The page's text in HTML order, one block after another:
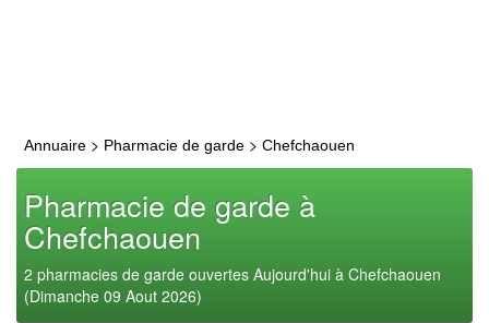
Annuaire > Pharmacie de garde > Chefchaouen
Pharmacie de garde à
Chefchaouen
2 pharmacies de garde ouvertes Aujourd'hui à Chefchaouen
(Dimanche 09 Aout 2026)